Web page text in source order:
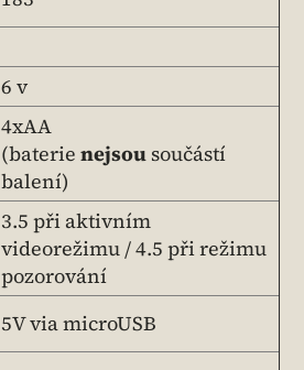
6 v
4xAA
(baterie nejsou součástí
balení)
3.5 při aktivním
videorežimu / 4.5 při režimu
pozorování
5V via microUSB